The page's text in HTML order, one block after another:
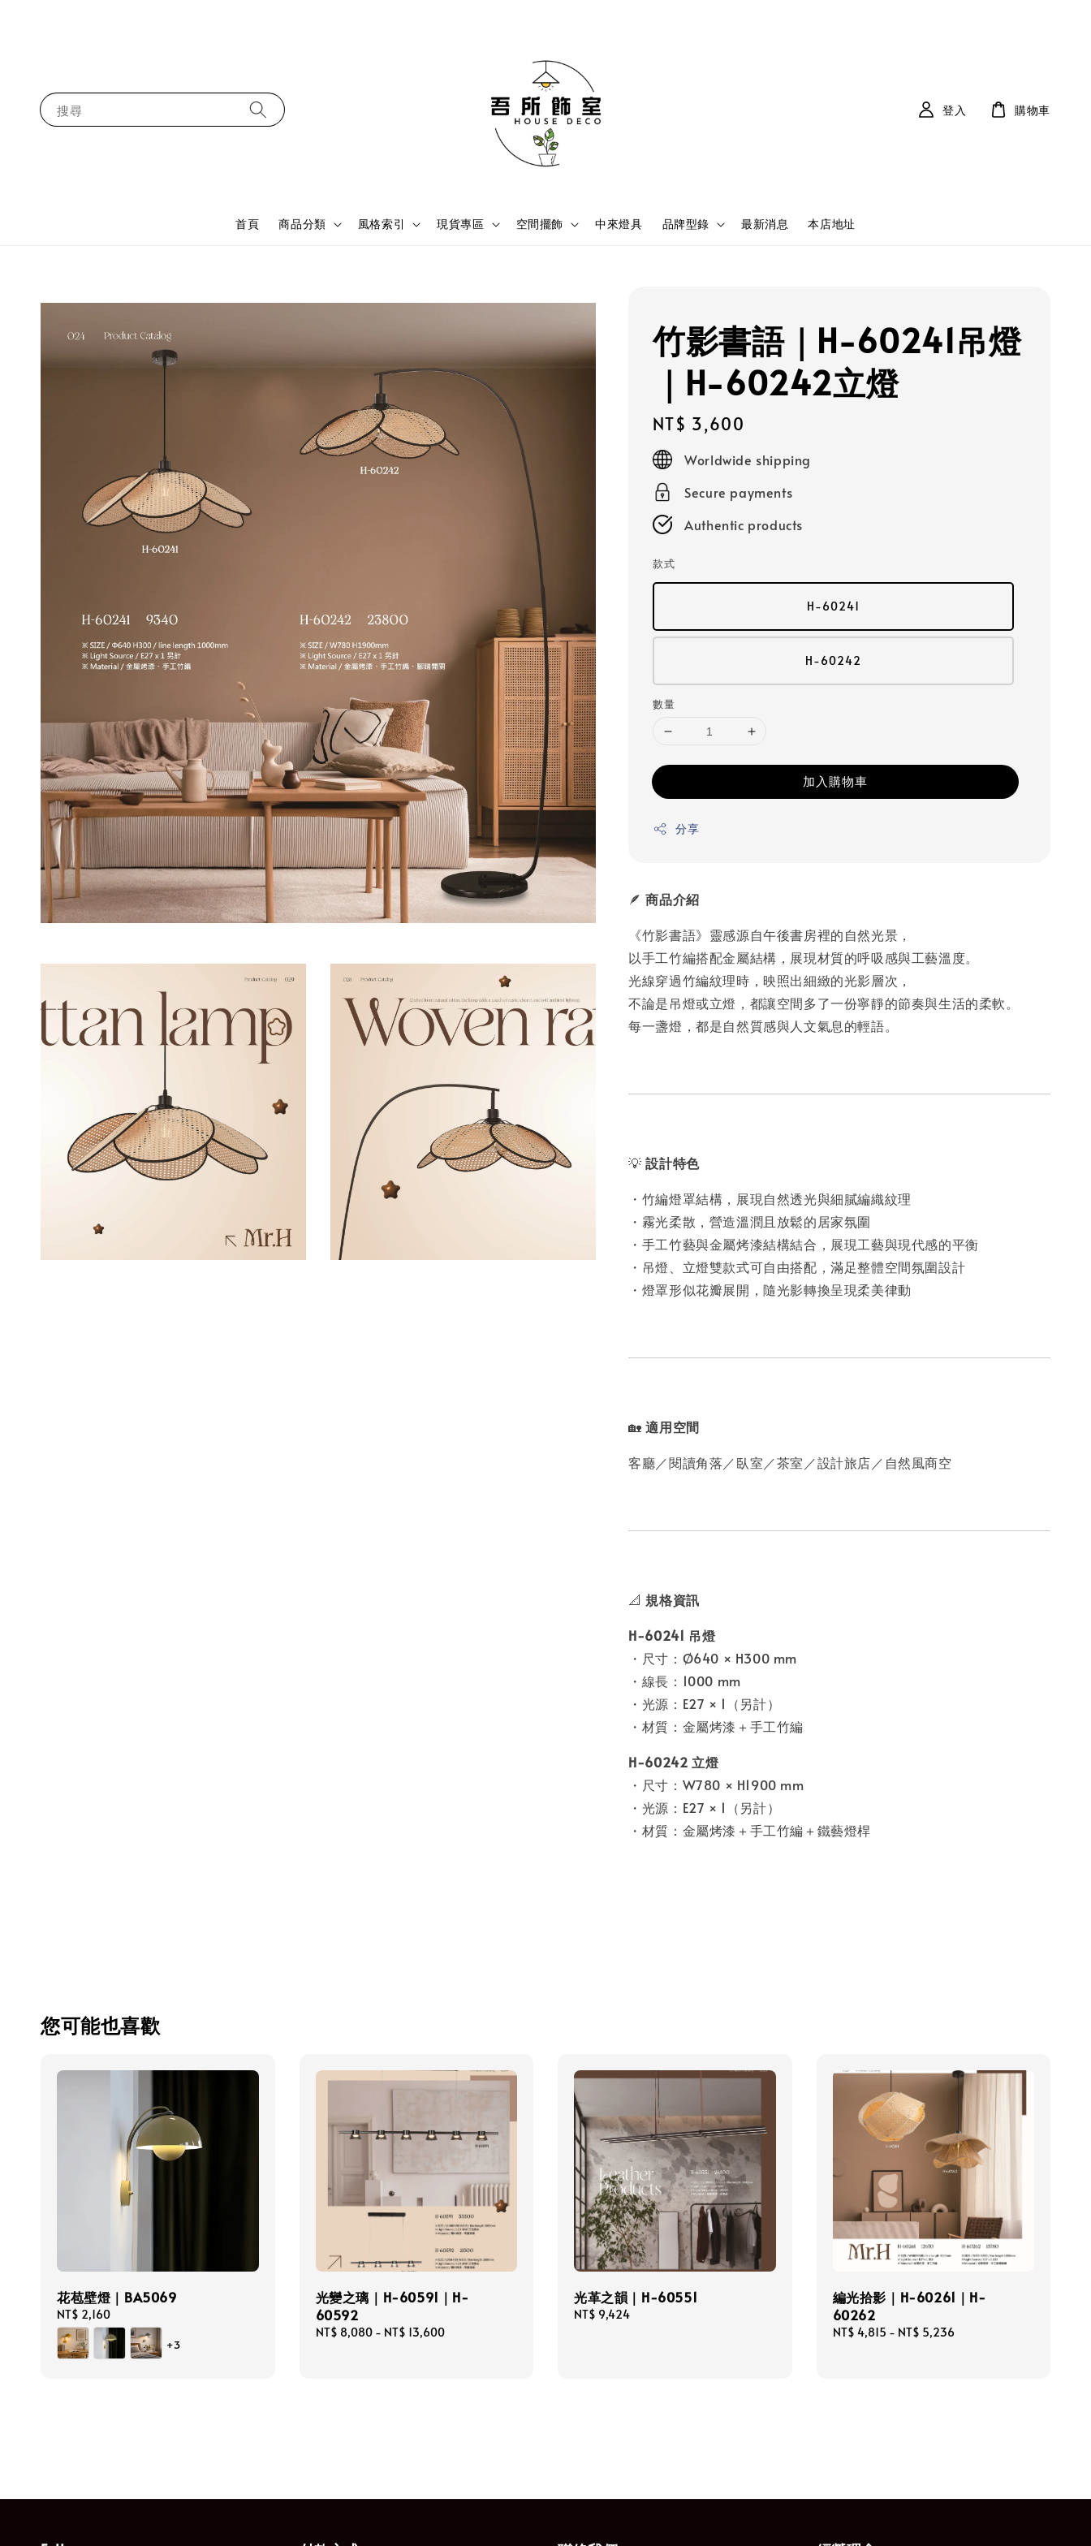
搜尋
首頁 商品分類 風格索引 現貨專區 空間擺飾 中來燈具 品牌型錄 最新消息 本店地址
登入 購物車
竹影書語｜H-60241吊燈
｜H-60242立燈
Regular
price
NT$ 3,600
Worldwide shipping
Secure payments
Authentic products
款式
H-60241
H-60242
數量
加入購物車
分享
🪶商品介紹
《竹影書語》靈感源自午後書房裡的自然光景，
以手工竹編搭配金屬結構，展現材質的呼吸感與工藝溫度。
光線穿過竹編紋理時，映照出細緻的光影層次，
不論是吊燈或立燈，都讓空間多了一份寧靜的節奏與生活的柔軟。
每一盞燈，都是自然質感與人文氣息的輕語。
💡設計特色
・竹編燈罩結構，展現自然透光與細膩編織紋理
・霧光柔散，營造溫潤且放鬆的居家氛圍
・手工竹藝與金屬烤漆結構結合，展現工藝與現代感的平衡
・吊燈、立燈雙款式可自由搭配，滿足整體空間氛圍設計
・燈罩形似花瓣展開，隨光影轉換呈現柔美律動
🏡適用空間
客廳／閱讀角落／臥室／茶室／設計旅店／自然風商空
📐 規格資訊
H-60241 吊燈
・尺寸：Ø640 × H300 mm
・線長：1000 mm
・光源：E27 × 1（另計）
・材質：金屬烤漆＋手工竹編
H-60242 立燈
・尺寸：W780 × H1900 mm
・光源：E27 × 1（另計）
・材質：金屬烤漆＋手工竹編＋鐵藝燈桿
您可能也喜歡
花苞壁燈｜BA5069
Regular
price
NT$ 2,160
+3
光變之璃｜H-60591｜H-
60592
Regular
NT$ 8,080- NT$ 13,600
光革之韻｜H-60551
Regular
NT$ 9,424
編光拾影｜H-60261｜H-
60262
Regular
NT$ 4,815 - NT$ 5,236